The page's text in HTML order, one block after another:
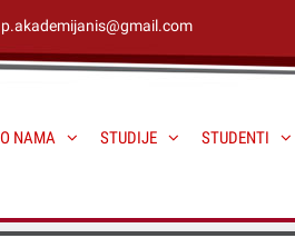
p.akademijanis@gmail.com
O NAMA STUDIJE STUDENTI